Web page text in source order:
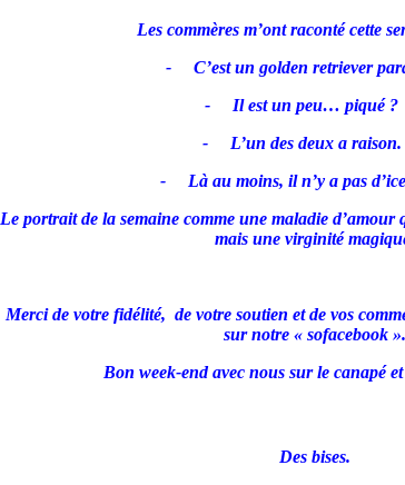
Les commères m’ont raconté cette
-
C’est un golden retriever
-
Il est un peu… piqué ?
-
L’un des deux a raison.
-
Là au moins, il n’y a pas
Le portrait de la semaine comme une maladie d’amour
mais une virginité
Merci de votre fidélité, de votre soutien et de vos
sur notre « sofacebook ».
Bon week-end avec nous sur le canapé
Des bises.